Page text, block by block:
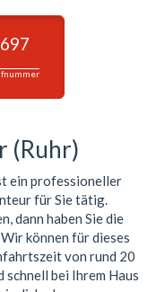
(Ruhr)
ein professioneller
für Sie tätig.
dann haben Sie die
können für dieses
von rund 20
bei Ihrem Haus